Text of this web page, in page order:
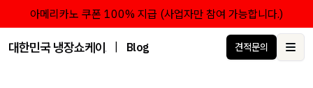
아메리카노 쿠폰 100% 지급 (사업자만 참여 가능합니다.)
대한민국 냉장쇼케이스 점유율 1위 브랜드 한성쇼케이스
Blog 견적문의